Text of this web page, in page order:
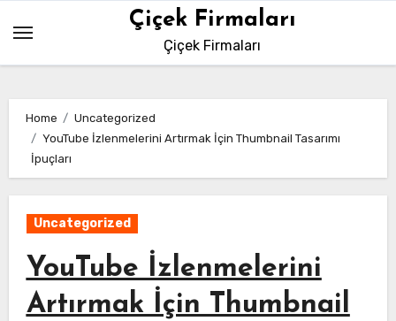
content
Çiçek Firmaları
Çiçek Firmaları
Home
Uncategorized
YouTube İzlenmelerini Artırmak İçin Thumbnail Tasarımı
İpuçları
Uncategorized
YouTube İzlenmelerini
Artırmak İçin Thumbnail